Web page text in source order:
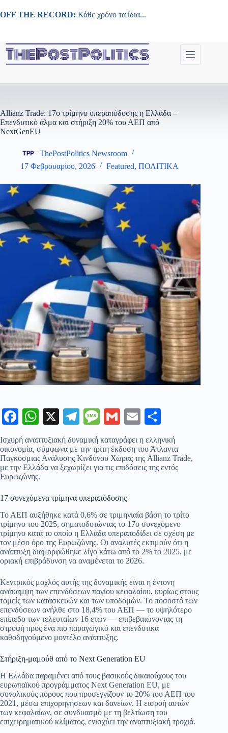
στο
OFF THE RECORD: Κάθε χρόνο τα ίδια...
Allianz Trade: 17ο τρίμηνο υπεραπόδοσης η Ελλάδα –
Επενδυτικό άλμα και στήριξη 20% του ΑΕΠ από
NextGenEU
ThePostPolitics Newsroom
17 Φεβρουαρίου, 2026
Featured, ΠΟΛΙΤΙΚΑ
Fa
ce
bo
ok
W
ha
ts
A
pp
X
Te
gr
a
M
sa
ge
G
m
ail
E
m
ail
οι
ρ
α
τε
Ισχυρή αναπτυξιακή δυναμική καταγράφει η ελληνική
οικονομία, σύμφωνα με την τρίτη έκδοση του Άτλαντα
Παγκόσμιας Ανάλυσης Κινδύνου Χώρας της Allianz Trade,
με την Ελλάδα να ξεχωρίζει για τις επιδόσεις της εντός
Ευρωζώνης.
17 συνεχόμενα τρίμηνα υπεραπόδοσης
Το ΑΕΠ αυξήθηκε κατά 0,6% σε τριμηνιαία βάση το τρίτο
τρίμηνο του 2025, σηματοδοτώντας το 17ο συνεχόμενο
τρίμηνο κατά το οποίο η Ελλάδα υπεραποδίδει σε σχέση με
τον μέσο όρο της Ευρωζώνης. Οι αναλυτές εκτιμούν ότι η
ανάπτυξη διαμορφώθηκε λίγο κάτω από το 2% το 2025, με
οριακή επιβράδυνση να αναμένεται το 2026.
Κεντρικός μοχλός αυτής της δυναμικής είναι η έντονη
ανάκαμψη των επενδύσεων παγίου κεφαλαίου, κυρίως στους
τομείς των κατασκευών και των υποδομών. Το ποσοστό των
επενδύσεων ανήλθε στο 18,4% του ΑΕΠ — το υψηλότερο
επίπεδο των τελευταίων 16 ετών — επιβεβαιώνοντας τη
στροφή προς ένα πιο παραγωγικό και επενδυτικά
καθοδηγούμενο μοντέλο ανάπτυξης.
Στήριξη-μαμούθ από το Next Generation EU
Η Ελλάδα παραμένει από τους βασικούς δικαιούχους του
ευρωπαϊκού προγράμματος Next Generation EU, με
συνολικούς πόρους που προσεγγίζουν το 20% του ΑΕΠ του
2021, μέσω επιχορηγήσεων και δανείων. Η εισροή αυτών
των κεφαλαίων, σε συνδυασμό με τη βελτίωση του
επιχειρηματικού κλίματος, ενισχύει την αναπτυξιακή τροχιά.